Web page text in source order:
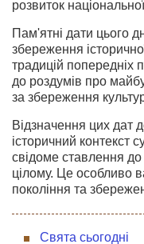
розвиток
Пам'ятні дати цього
збереження
традицій попередніх
до роздумів про
за збереження
Відзначення цих дат
історичний контекст
свідоме ставлення до
цілому. Це особливо
покоління та
Свята сьогодні